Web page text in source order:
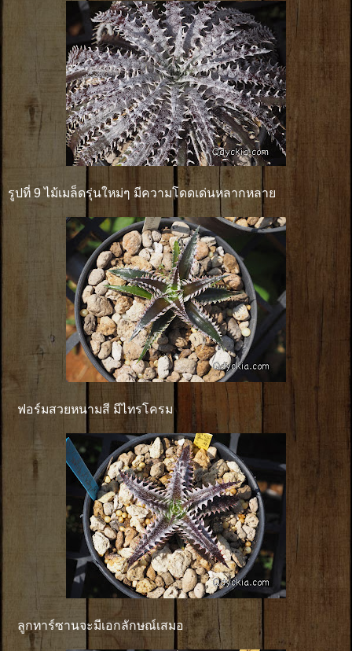
รูปที่ 9 ไม้เมล็ดรุ่นใหม่ๆ มีความโดดเด่นหลากหลาย
ฟอร์มสวยหนามสี มีไทรโครม
ลูกทาร์ซานจะมีเอกลักษณ์เสมอ